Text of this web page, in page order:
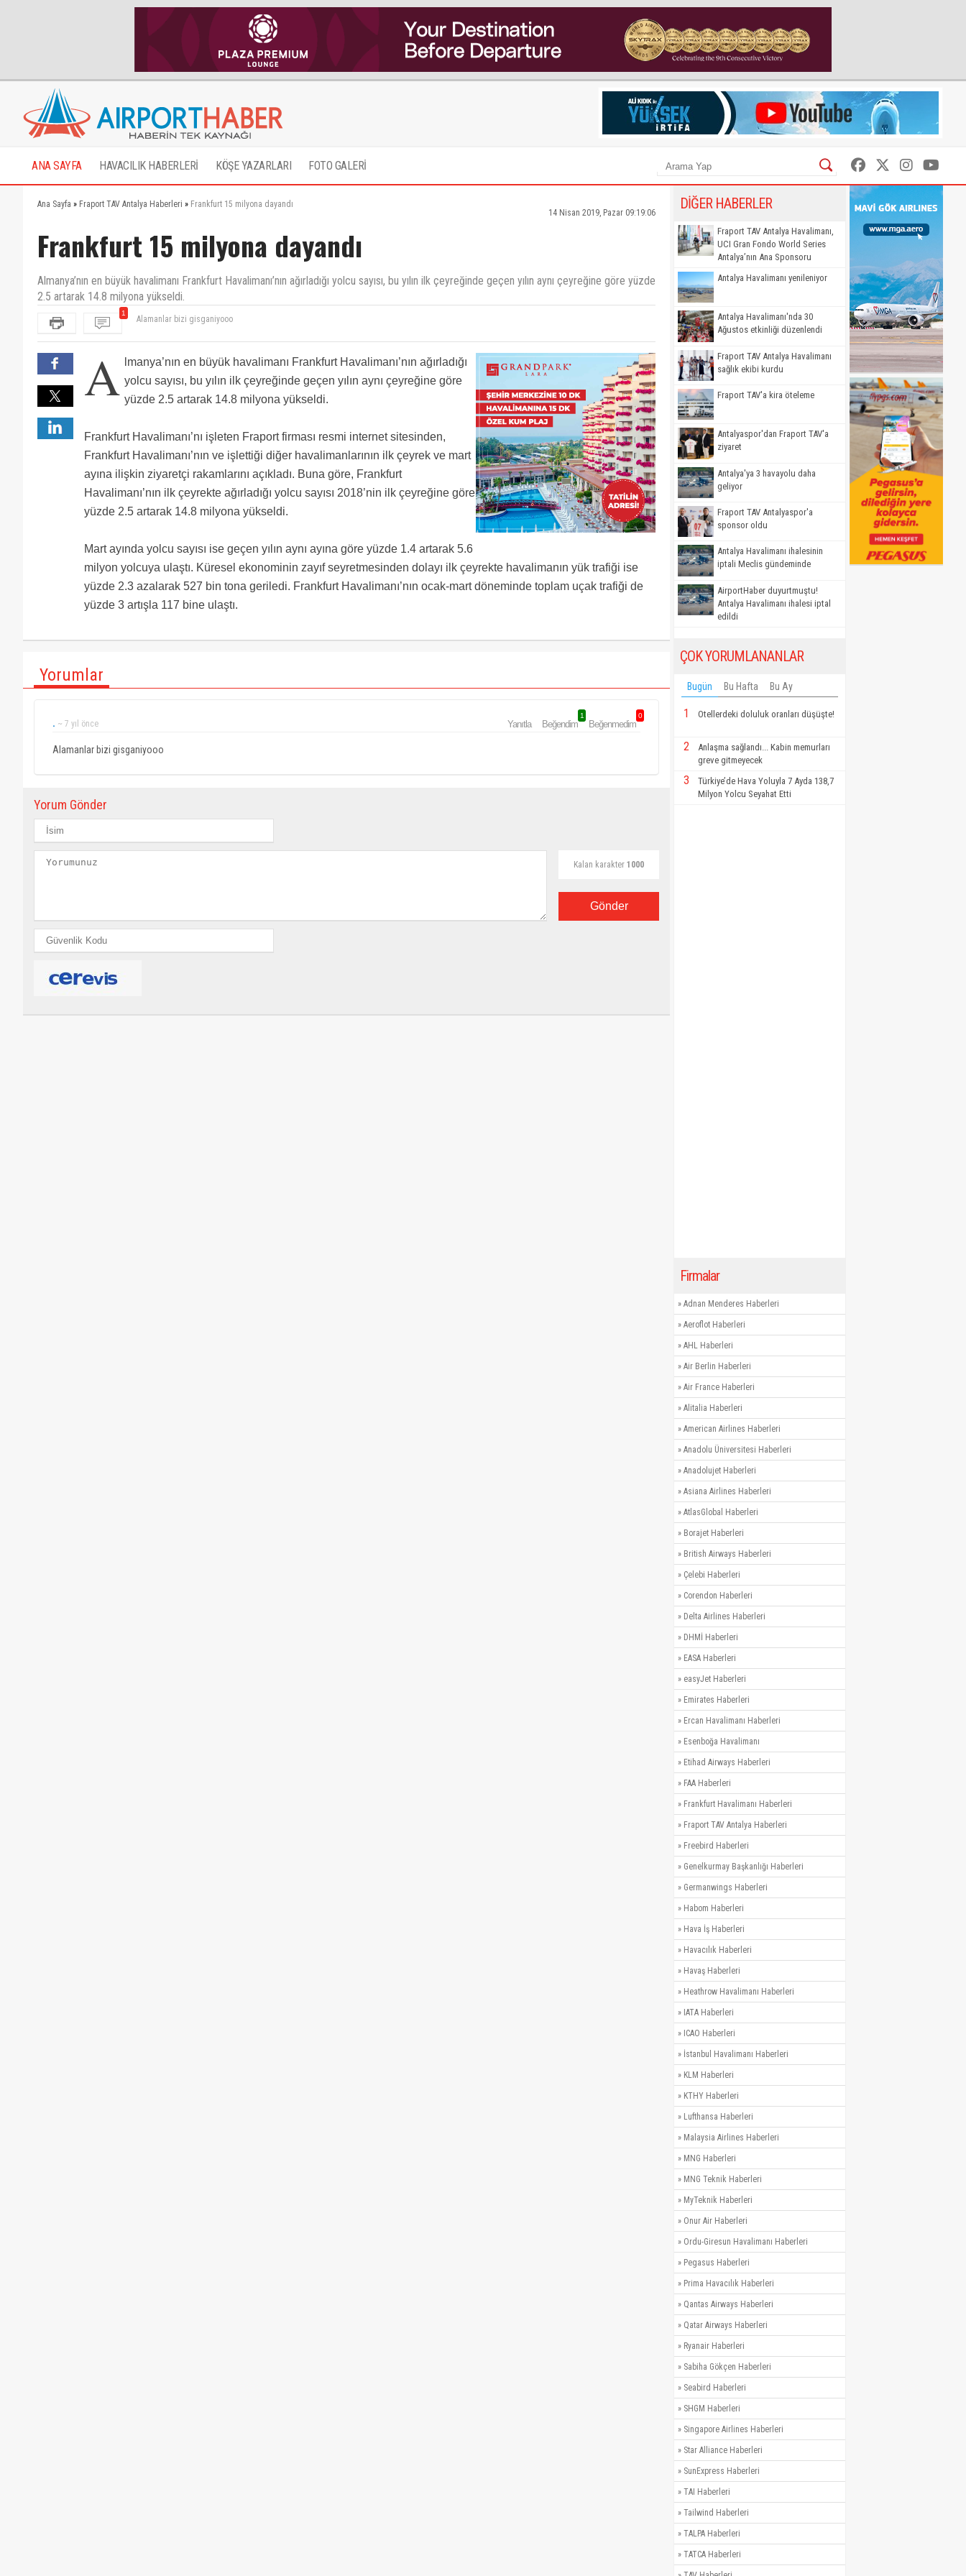
ANA SAYFA HAVACILIK HABERLERİ KÖŞE YAZARLARI FOTO GALERİ
Ana Sayfa » Fraport TAV Antalya Haberleri » Frankfurt 15 milyona dayandı
14 Nisan 2019, Pazar 09:19:06
Frankfurt 15 milyona dayandı
Almanya’nın en büyük havalimanı Frankfurt Havalimanı’nın ağırladığı yolcu sayısı, bu yılın ilk çeyreğinde geçen yılın aynı çeyreğine göre yüzde
2.5 artarak 14.8 milyona yükseldi.
1
Alamanlar bizi gisganiyooo
A
lmanya’nın en büyük havalimanı Frankfurt Havalimanı’nın ağırladığı
yolcu sayısı, bu yılın ilk çeyreğinde geçen yılın aynı çeyreğine göre
yüzde 2.5 artarak 14.8 milyona yükseldi.
Frankfurt Havalimanı’nı işleten Fraport firması resmi internet sitesinden,
Frankfurt Havalimanı’nın ve işlettiği diğer havalimanlarının ilk çeyrek ve mart
ayına ilişkin ziyaretçi rakamlarını açıkladı. Buna göre, Frankfurt
Havalimanı’nın ilk çeyrekte ağırladığı yolcu sayısı 2018’nin ilk çeyreğine göre
yüzde 2.5 artarak 14.8 milyona yükseldi.
Mart ayında yolcu sayısı ise geçen yılın aynı ayına göre yüzde 1.4 artarak 5.6
milyon yolcuya ulaştı. Küresel ekonominin zayıf seyretmesinden dolayı ilk çeyrekte havalimanın yük trafiği ise
yüzde 2.3 azalarak 527 bin tona geriledi. Frankfurt Havalimanı’nın ocak-mart döneminde toplam uçak trafiği de
yüzde 3 artışla 117 bine ulaştı.
Yorumlar
. ~ 7 yıl önce Yanıtla Beğendim
1
Beğenmedim
0
Alamanlar bizi gisganiyooo
Yorum Gönder
Kalan karakter 1000
Gönder
DİĞER HABERLER
Fraport TAV Antalya Havalimanı,
UCI Gran Fondo World Series
Antalya’nın Ana Sponsoru
Antalya Havalimanı yenileniyor
Antalya Havalimanı'nda 30
Ağustos etkinliği düzenlendi
Fraport TAV Antalya Havalimanı
sağlık ekibi kurdu
Fraport TAV'a kira öteleme
Antalyaspor'dan Fraport TAV'a
ziyaret
Antalya'ya 3 havayolu daha
geliyor
Fraport TAV Antalyaspor'a
sponsor oldu
Antalya Havalimanı ihalesinin
iptali Meclis gündeminde
AirportHaber duyurtmuştu!
Antalya Havalimanı ihalesi iptal
edildi
ÇOK YORUMLANANLAR
Bugün Bu Hafta Bu Ay
1 Otellerdeki doluluk oranları düşüşte!
2
Anlaşma sağlandı... Kabin memurları
greve gitmeyecek
3
Türkiye’de Hava Yoluyla 7 Ayda 138,7
Milyon Yolcu Seyahat Etti
Firmalar
» Adnan Menderes Haberleri
» Aeroflot Haberleri
» AHL Haberleri
» Air Berlin Haberleri
» Air France Haberleri
» Alitalia Haberleri
» American Airlines Haberleri
» Anadolu Üniversitesi Haberleri
» Anadolujet Haberleri
» Asiana Airlines Haberleri
» AtlasGlobal Haberleri
» Borajet Haberleri
» British Airways Haberleri
» Çelebi Haberleri
» Corendon Haberleri
» Delta Airlines Haberleri
» DHMİ Haberleri
» EASA Haberleri
» easyJet Haberleri
» Emirates Haberleri
» Ercan Havalimanı Haberleri
» Esenboğa Havalimanı
» Etihad Airways Haberleri
» FAA Haberleri
» Frankfurt Havalimanı Haberleri
» Fraport TAV Antalya Haberleri
» Freebird Haberleri
» Genelkurmay Başkanlığı Haberleri
» Germanwings Haberleri
» Habom Haberleri
» Hava İş Haberleri
» Havacılık Haberleri
» Havaş Haberleri
» Heathrow Havalimanı Haberleri
» IATA Haberleri
» ICAO Haberleri
» İstanbul Havalimanı Haberleri
» KLM Haberleri
» KTHY Haberleri
» Lufthansa Haberleri
» Malaysia Airlines Haberleri
» MNG Haberleri
» MNG Teknik Haberleri
» MyTeknik Haberleri
» Onur Air Haberleri
» Ordu-Giresun Havalimanı Haberleri
» Pegasus Haberleri
» Prima Havacılık Haberleri
» Qantas Airways Haberleri
» Qatar Airways Haberleri
» Ryanair Haberleri
» Sabiha Gökçen Haberleri
» Seabird Haberleri
» SHGM Haberleri
» Singapore Airlines Haberleri
» Star Alliance Haberleri
» SunExpress Haberleri
» TAI Haberleri
» Tailwind Haberleri
» TALPA Haberleri
» TATCA Haberleri